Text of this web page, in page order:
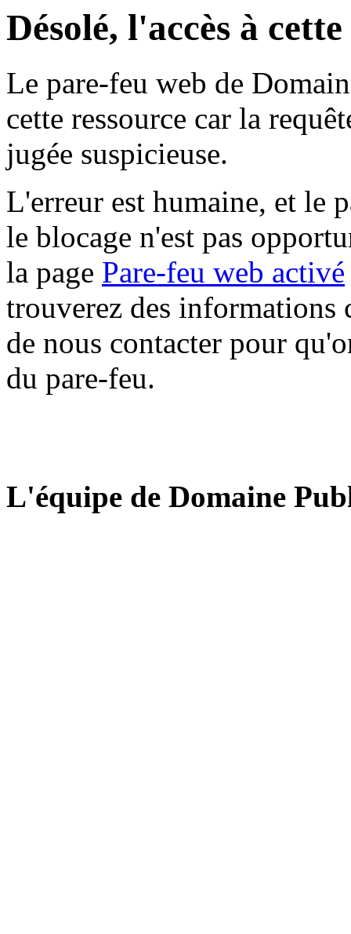
Désolé, l'accès à
Le pare-feu web de
cette ressource car la
jugée suspicieuse.
L'erreur est humaine, et le
le blocage n'est pas
la page Pare-feu web activé
trouverez des informations
de nous contacter pour
du pare-feu.
L'équipe de Domaine